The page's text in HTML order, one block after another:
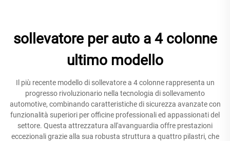
sollevatore per auto a 4 colonne
ultimo modello
Il più recente modello di sollevatore a 4 colonne rappresenta un
progresso rivoluzionario nella tecnologia di sollevamento
automotive, combinando caratteristiche di sicurezza avanzate con
funzionalità superiori per officine professionali ed appassionati del
settore. Questa attrezzatura all'avanguardia offre prestazioni
eccezionali grazie alla sua robusta struttura a quattro pilastri, che